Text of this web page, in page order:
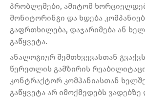
პრობლემები, ამიტომ
მონიტორინგი და ხდება
გაფრთხილება, დაჯარიმება ან
გაწყვეტა.
ანალოგიურ შემთხვევასთან
წერეთლის გამზირის
კონტრაქტორ კომპანიასთან
გაწყვეტა არ იმოქმედებს